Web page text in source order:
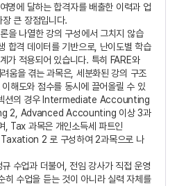
에 달하는 합격자를 배출한 이력과 업
큰 장점입니다.
을 나열한 강의 구성에서 그치지 않습
합격 데이터를 기반으로, 난이도별 학습
가 적용되어 있습니다. 특히 FARE와
움을 겪는 과목은, 세분화된 강의 구조
해도와 점수를 동시에 끌어올릴 수 있
섹션의 경우 Intermediate Accounting
2, Advanced Accounting 이상 3과
, Tax 과목은 개인소득세 파트인
2 로 구성하여 2과목으로 나
수업과 더불어, 전임 강사가 직접 운영
히 수업을 듣는 것이 아니라 실력 자체를